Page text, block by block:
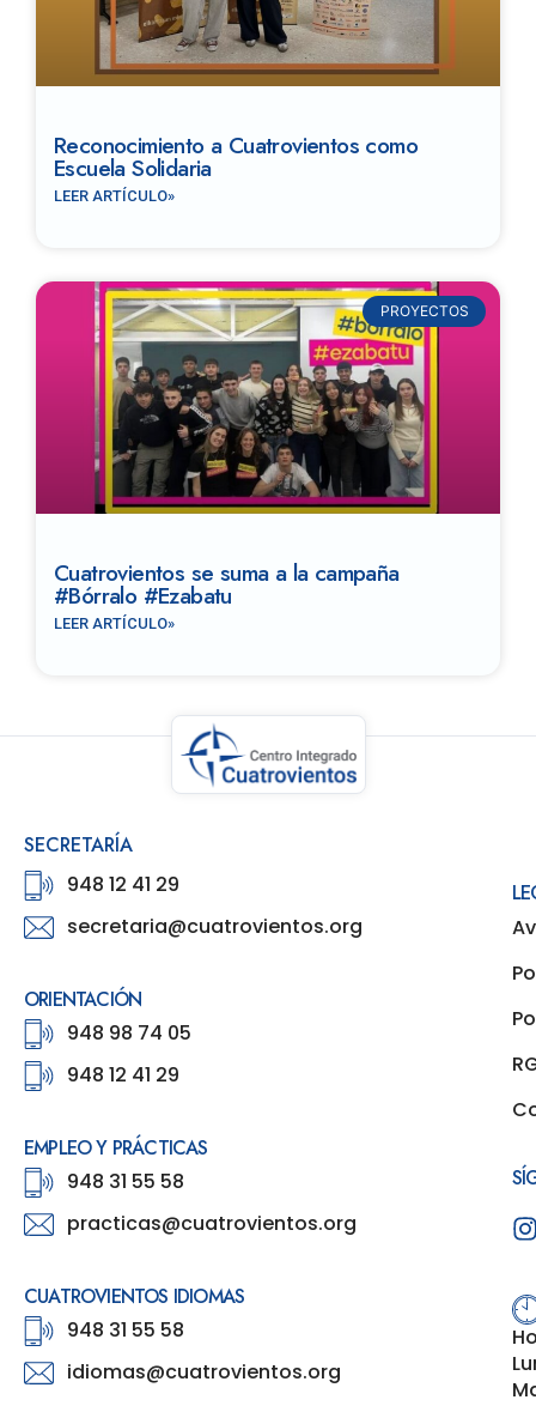
Reconocimiento a Cuatrovientos como
Escuela Solidaria
LEER ARTÍCULO»
PROYECTOS
Cuatrovientos se suma a la campaña
#Bórralo #Ezabatu
LEER ARTÍCULO»
SECRETARÍA
948 12 41 29
secretaria@cuatrovientos.org
ORIENTACIÓN
948 98 74 05
948 12 41 29
EMPLEO Y PRÁCTICAS
948 31 55 58
practicas@cuatrovientos.org
CUATROVIENTOS IDIOMAS
948 31 55 58
idiomas@cuatrovientos.org